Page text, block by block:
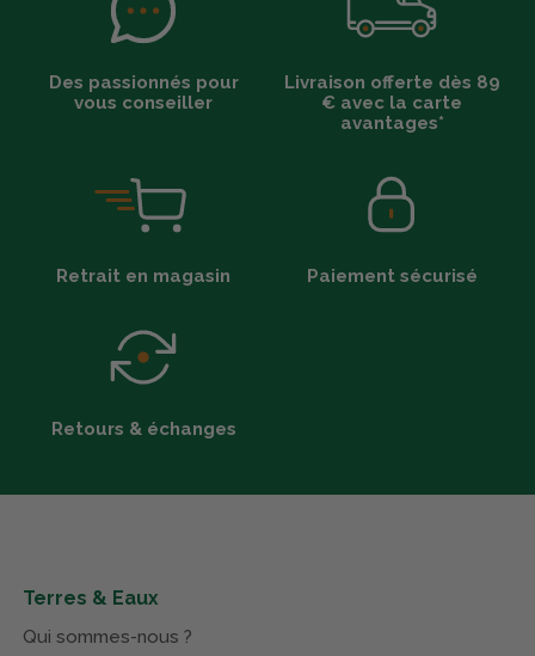
Des passionnés pour
vous conseiller
Livraison offerte dès 89
€ avec la carte
avantages*
Retrait en magasin Paiement sécurisé
Retours & échanges
Terres & Eaux
Qui sommes-nous ?